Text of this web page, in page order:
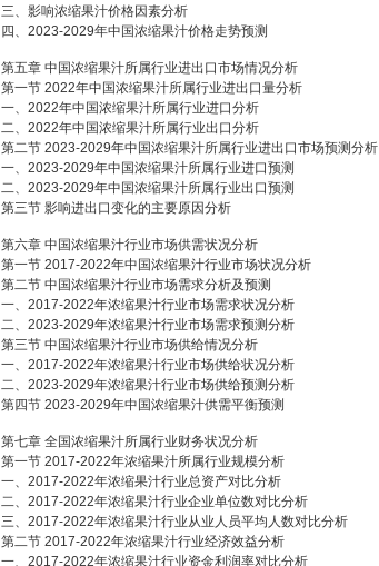
三、影响浓缩果汁价格因素分析
四、2023-2029年中国浓缩果汁价格走势预测
第五章 中国浓缩果汁所属行业进出口市场情况分析
第一节 2022年中国浓缩果汁所属行业进出口量分析
一、2022年中国浓缩果汁所属行业进口分析
二、2022年中国浓缩果汁所属行业出口分析
第二节 2023-2029年中国浓缩果汁所属行业进出口市场预测分析
一、2023-2029年中国浓缩果汁所属行业进口预测
二、2023-2029年中国浓缩果汁所属行业出口预测
第三节 影响进出口变化的主要原因分析
第六章 中国浓缩果汁行业市场供需状况分析
第一节 2017-2022年中国浓缩果汁行业市场状况分析
第二节 中国浓缩果汁行业市场需求分析及预测
一、2017-2022年浓缩果汁行业市场需求状况分析
二、2023-2029年浓缩果汁行业市场需求预测分析
第三节 中国浓缩果汁行业市场供给情况分析
一、2017-2022年浓缩果汁行业市场供给状况分析
二、2023-2029年浓缩果汁行业市场供给预测分析
第四节 2023-2029年中国浓缩果汁供需平衡预测
第七章 全国浓缩果汁所属行业财务状况分析
第一节 2017-2022年浓缩果汁所属行业规模分析
一、2017-2022年浓缩果汁行业总资产对比分析
二、2017-2022年浓缩果汁行业企业单位数对比分析
三、2017-2022年浓缩果汁行业从业人员平均人数对比分析
第二节 2017-2022年浓缩果汁行业经济效益分析
一、2017-2022年浓缩果汁行业资金利润率对比分析